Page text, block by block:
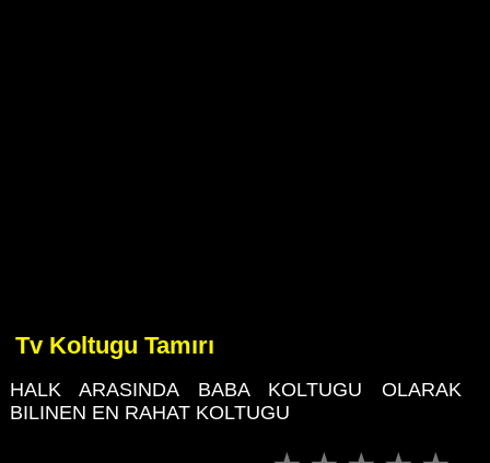
Tv Koltugu Tamırı
HALK ARASINDA BABA KOLTUGU OLARAK
BILINEN EN RAHAT KOLTUGU